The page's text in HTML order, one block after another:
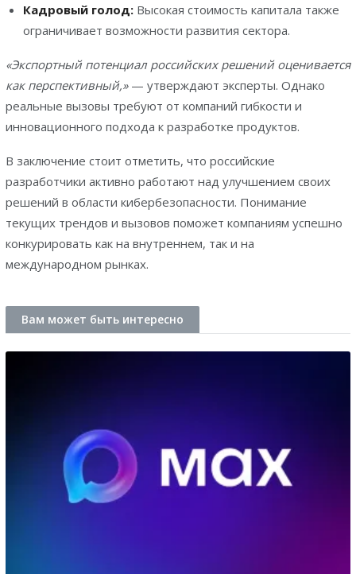
Кадровый голод:Высокая стоимость капитала также
ограничивает возможности развития сектора.
«Экспортный потенциал российских решений оценивается
как перспективный,»— утверждают эксперты. Однако
реальные вызовы требуют от компаний гибкости и
инновационного подхода к разработке продуктов.
В заключение стоит отметить, что российские
разработчики активно работают над улучшением своих
решений в области кибербезопасности. Понимание
текущих трендов и вызовов поможет компаниям успешно
конкурировать как на внутреннем, так и на
международном рынках.
Вам может быть интересно